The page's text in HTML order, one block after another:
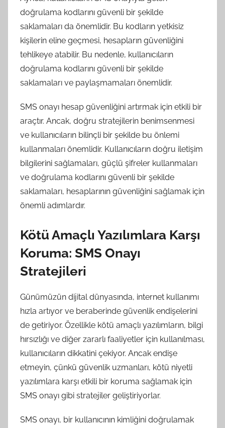
doğrulama kodlarını güvenli bir şekilde
saklamaları da önemlidir. Bu kodların yetkisiz
kişilerin eline geçmesi, hesapların güvenliğini
tehlikeye atabilir. Bu nedenle, kullanıcıların
doğrulama kodlarını güvenli bir şekilde
saklamaları ve paylaşmamaları önemlidir.
SMS onayı hesap güvenliğini artırmak için etkili bir
araçtır. Ancak, doğru stratejilerin benimsenmesi
ve kullanıcıların bilinçli bir şekilde bu önlemi
kullanmaları önemlidir. Kullanıcıların doğru iletişim
bilgilerini sağlamaları, güçlü şifreler kullanmaları
ve doğrulama kodlarını güvenli bir şekilde
saklamaları, hesaplarının güvenliğini sağlamak için
önemli adımlardır.
Kötü Amaçlı Yazılımlara Karşı
Koruma: SMS Onayı
Stratejileri
Günümüzün dijital dünyasında, internet kullanımı
hızla artıyor ve beraberinde güvenlik endişelerini
de getiriyor. Özellikle kötü amaçlı yazılımların, bilgi
hırsızlığı ve diğer zararlı faaliyetler için kullanılması,
kullanıcıların dikkatini çekiyor. Ancak endişe
etmeyin, çünkü güvenlik uzmanları, kötü niyetli
yazılımlara karşı etkili bir koruma sağlamak için
SMS onayı gibi stratejiler geliştiriyorlar.
SMS onayı, bir kullanıcının kimliğini doğrulamak